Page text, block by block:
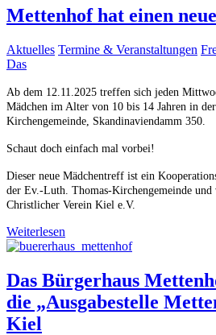
Mettenhof hat einen
Aktuelles Termine & Veranstaltungen
Das
Ab dem 12.11.2025 treffen sich jeden
Mädchen im Alter von 10 bis 14 Jahren in
Kirchengemeinde, Skandinaviendamm 350.
Schaut doch einfach mal vorbei!
Dieser neue Mädchentreff ist ein
der Ev.-Luth. Thomas-Kirchengemeinde und
Christlicher Verein Kiel e.V.
Weiterlesen
Das Bürgerhaus
die „Ausgabestelle
Kiel